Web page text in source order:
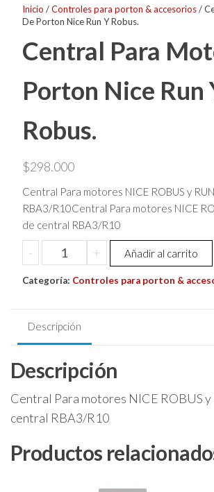
Inicio /Controles para porton & accesorios/
De Porton Nice Run Y Robus.
Central Para
Porton Nice Run
Robus.
$298.000
Central Para motores NICE ROBUS y
RBA3/R10Central Para motores NICE
de central RBA3/R10
-
Central
Para
Motores
Nice
Run
Y
Robus.
cantidad
+ Añadir al carrito
Categoría: Controles para porton &
Descripción
Descripción
Central Para motores NICE ROBUS
central RBA3/R10
Productos